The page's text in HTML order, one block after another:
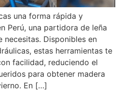
una forma rápida y
Perú, una partidora de leña
necesitas. Disponibles en
estas herramientas te
facilidad, reduciendo el
para obtener madera
En […]